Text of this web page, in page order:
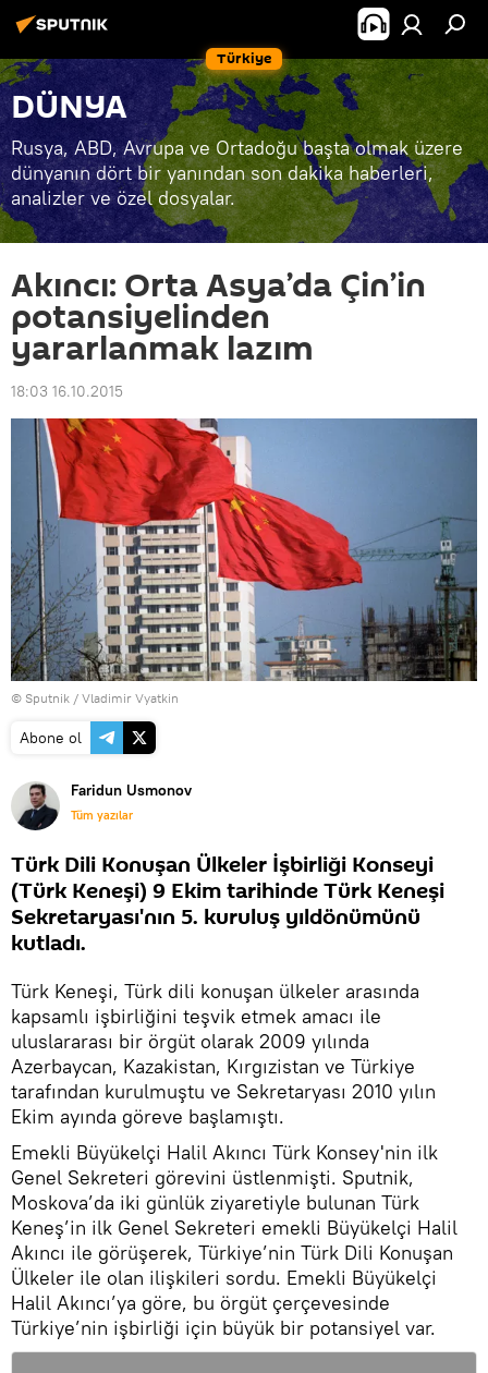
Türkiye
DÜNYA
Rusya, ABD, Avrupa ve Ortadoğu başta olmak üzere
dünyanın dört bir yanından son dakika haberleri,
analizler ve özel dosyalar.
Akıncı: Orta Asya’da Çin’in
potansiyelinden
yararlanmak lazım
18:03 16.10.2015
© Sputnik / Vladimir Vyatkin
Abone ol
Faridun Usmonov
Tüm yazılar
Türk Dili Konuşan Ülkeler İşbirliği Konseyi
(Türk Keneşi) 9 Ekim tarihinde Türk Keneşi
Sekretaryası'nın 5. kuruluş yıldönümünü
kutladı.
Türk Keneşi, Türk dili konuşan ülkeler arasında
kapsamlı işbirliğini teşvik etmek amacı ile
uluslararası bir örgüt olarak 2009 yılında
Azerbaycan, Kazakistan, Kırgızistan ve Türkiye
tarafından kurulmuştu ve Sekretaryası 2010 yılın
Ekim ayında göreve başlamıştı.
Emekli Büyükelçi Halil Akıncı Türk Konsey'nin ilk
Genel Sekreteri görevini üstlenmişti. Sputnik,
Moskova’da iki günlük ziyaretiyle bulunan Türk
Keneş’in ilk Genel Sekreteri emekli Büyükelçi Halil
Akıncı ile görüşerek, Türkiye’nin Türk Dili Konuşan
Ülkeler ile olan ilişkileri sordu. Emekli Büyükelçi
Halil Akıncı’ya göre, bu örgüt çerçevesinde
Türkiye’nin işbirliği için büyük bir potansiyel var.